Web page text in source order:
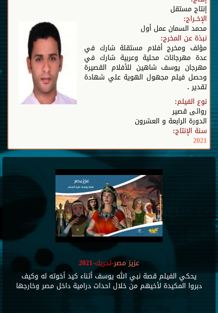
إنتاج مستقل
الإخــراج:
محمد السمان عمل أول
نبذة عن المخرج:
مؤلف ومخرج أفلام مستقلة شارك في
عدة مهرجانات محلية وعربية شارك في
مهرجان يوسف شاهين للأفلام القصيرة
وحصل فيلم مجهول الهوية علي شهادة
تقدير .
نوع الفيلم:
روائى قصير
الدورة الرابعة و العشرون
سنة الإنتاج:
2021
عزيز مصر-تحريك-2021
يحكي الفيلم قصة نبي الله يوسف أثناء كيد أخوته له وكيف
دبروا المكيدة لأخيهم من خلال احداث درامية داخل مصر وخارجها